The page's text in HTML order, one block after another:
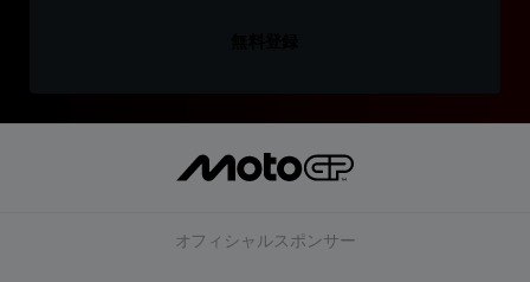
オフィシャルスポンサー